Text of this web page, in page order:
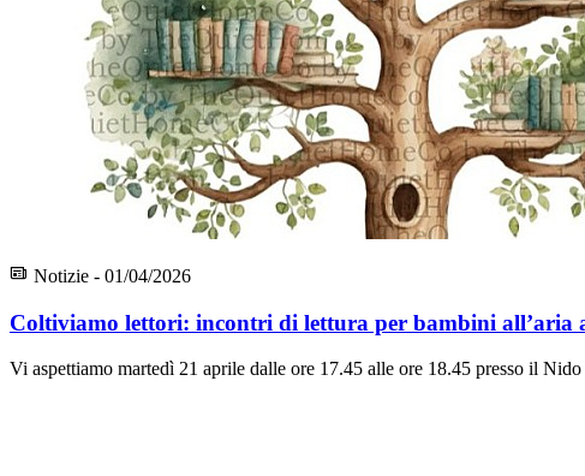
Notizie - 01/04/2026
Coltiviamo lettori: incontri di lettura per bambini all’aria
Vi aspettiamo martedì 21 aprile dalle ore 17.45 alle ore 18.45 presso il